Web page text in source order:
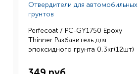
Отвердители для автомобильных
грунтов
Perfecoat / PC-GY1750 Epoxy
Thinner Разбавитель для
эпоксидного грунта 0,3кг(12шт)